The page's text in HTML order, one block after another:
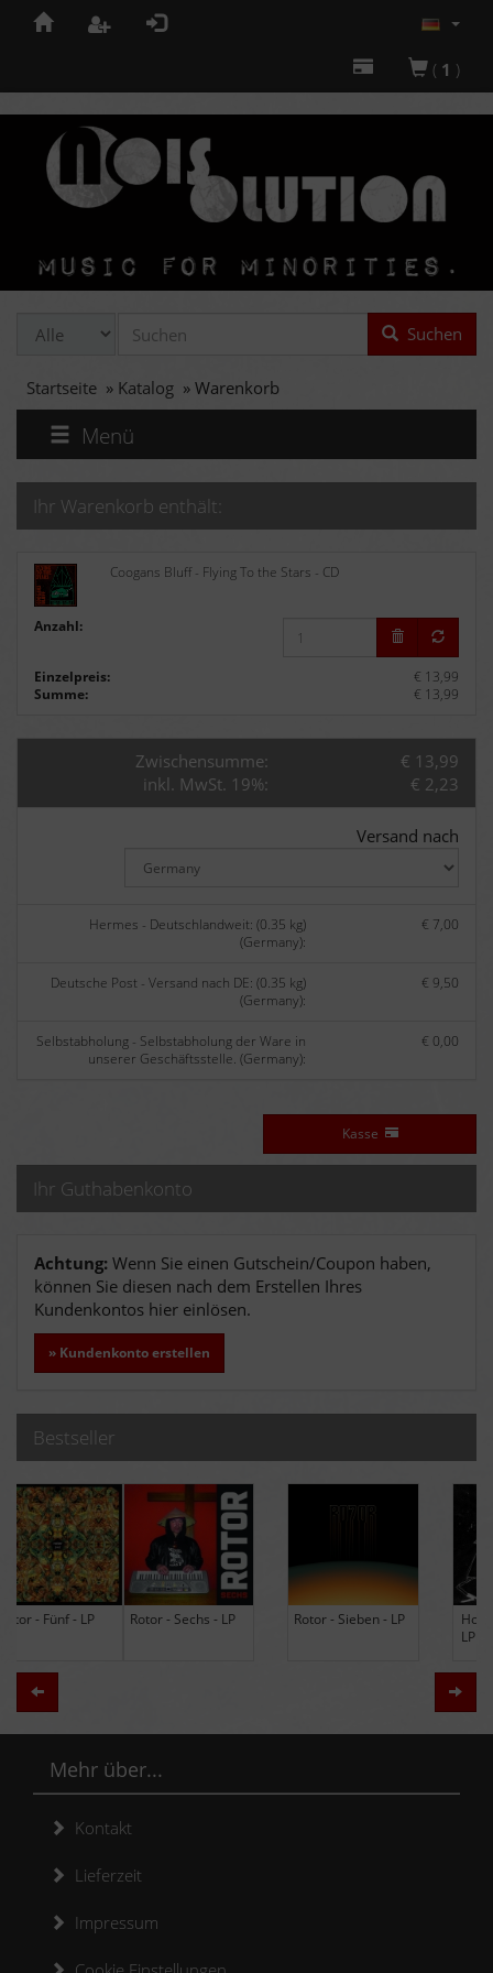
( 1 )
Suchen
Startseite » Katalog » Warenkorb
Menü
Ihr Warenkorb enthält:
Coogans Bluff - Flying To the Stars - CD
Anzahl:
Einzelpreis:
€ 13,99
Summe:
€ 13,99
Zwischensumme:
€ 13,99
inkl. MwSt. 19%:
€ 2,23
Versand nach
Hermes - Deutschlandweit: (0.35 kg)
(Germany):
€ 7,00
Deutsche Post - Versand nach DE: (0.35 kg)
(Germany):
€ 9,50
Selbstabholung - Selbstabholung der Ware in
unserer Geschäftsstelle. (Germany):
€ 0,00
Kasse
Ihr Guthabenkonto
Achtung: Wenn Sie einen Gutschein/Coupon haben,
können Sie diesen nach dem Erstellen Ihres
Kundenkontos hier einlösen.
» Kundenkonto erstellen
Bestseller
Rotor - Sechs - LP Rotor - Sieben - LP
Hodja - The Band -
LP (Limited Edition
Zurück
Mehr über...
Kontakt
Lieferzeit
Impressum